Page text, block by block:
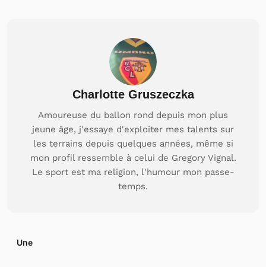
Charlotte Gruszeczka
Amoureuse du ballon rond depuis mon plus
jeune âge, j'essaye d'exploiter mes talents sur
les terrains depuis quelques années, même si
mon profil ressemble à celui de Gregory Vignal.
Le sport est ma religion, l'humour mon passe-
temps.
Une